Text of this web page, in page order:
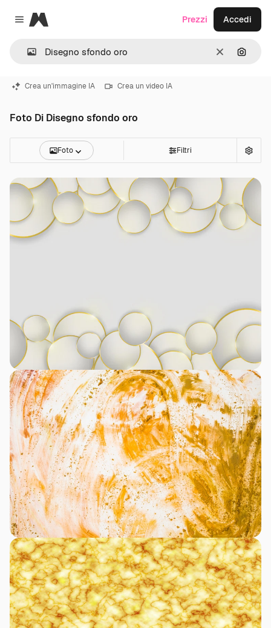
Close menu
Magnific
CancellaCerca
Prezzi Accedi
Crea un'immagine IA Crea un video IA
Foto Di Disegno sfondo oro
Foto Filtri